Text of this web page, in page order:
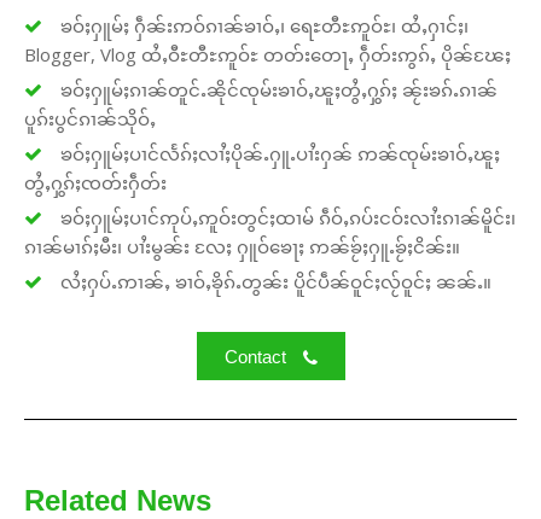
ၶဝ်ႈႁူမ်ႈ ႁဵၼ်းဢဝ်ၵၢၼ်ၶၢဝ်ႇ၊ ရေႊတီႊဢူဝ်ႊ၊ ထႆႇႁၢင်ႈ၊
Blogger, Vlog ထႆႇဝီႊတီႊဢူဝ်ႊ တတ်းတေႃႇ ႁဵတ်းဢွၵ်ႇ ပိုၼ်ၽႄႈ
ၶဝ်ႈႁူမ်ႈၵၢၼ်တူင်ႉၼိုင်ၸုမ်းၶၢဝ်ႇၽူႈတွႆႇႁွၵ်ႈ ၼႂ်းၶၵ်ႉၵၢၼ်
ပူၵ်းပွင်ၵၢၼ်သိုဝ်ႇ
ၶဝ်ႈႁူမ်ႈပၢင်လႅၵ်ႈလၢႆႈပိုၼ်ႉႁူႉပၢႆးႁၼ် ဢၼ်ၸုမ်းၶၢဝ်ႇၽူႈ
တွႆႇႁွၵ်ႈၸတ်းႁဵတ်း
ၶဝ်ႈႁူမ်ႈပၢင်ဢုပ်ႇဢူဝ်းတွင်ႈထၢမ် ၵဵဝ်ႇၵပ်းငဝ်းလၢႆးၵၢၼ်မိူင်း၊
ၵၢၼ်မၢၵ်ႈမီး၊ ပၢႆးမွၼ်း လႄႈ ႁူဝ်ၶေႃႈ ဢၼ်ၶႂ်ႈႁူႉၶႂ်ႈငိၼ်း။
လႆႈႁပ်ႉဢၢၼ်ႇ ၶၢဝ်ႇၶိုၵ်ႉတွၼ်း ပိူင်ပဵၼ်ဝူင်ႈလႂ်ဝူင်ႈ ၼၼ်ႉ။
Contact
Related News